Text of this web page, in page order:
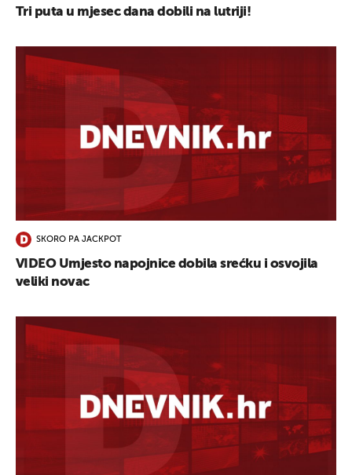
Tri puta u mjesec dana dobili na lutriji!
SKORO PA JACKPOT
VIDEO Umjesto napojnice dobila srećku i osvojila
veliki novac